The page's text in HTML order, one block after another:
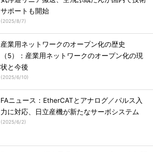
サポートも開始
(2025/8/7)
産業用ネットワークのオープン化の歴史
（5）：産業用ネットワークのオープン化の現
状と今後
(2025/6/10)
FAニュース：EtherCATとアナログ／パルス入
力に対応、日立産機が新たなサーボシステム
(2025/6/2)